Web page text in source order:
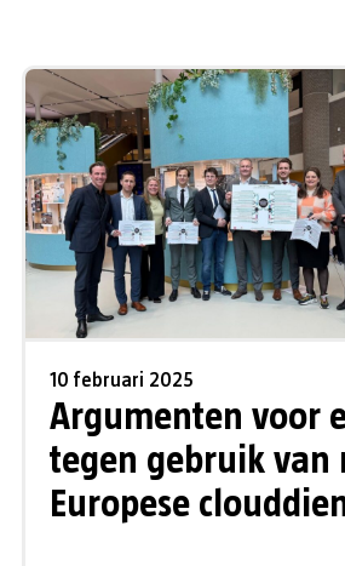
10 februari 2025
Argumenten voor
tegen gebruik van
Europese